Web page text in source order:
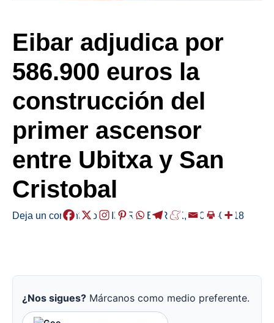
Eibar adjudica por
586.900 euros la
construcción del
primer ascensor
entre Ubitxa y San
Cristobal
Deja un comentario /EIBAR ,HERRIAK,/2021-09-18
¿Nos sigues? Márcanos como medio preferente.